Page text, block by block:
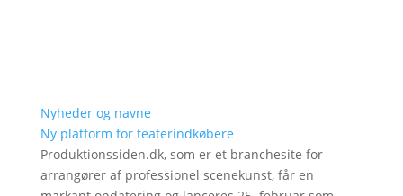
Nyheder og navne
Ny platform for teaterindkøbere
Produktionssiden.dk, som er et branchesite for
arrangører af professionel scenekunst, får en